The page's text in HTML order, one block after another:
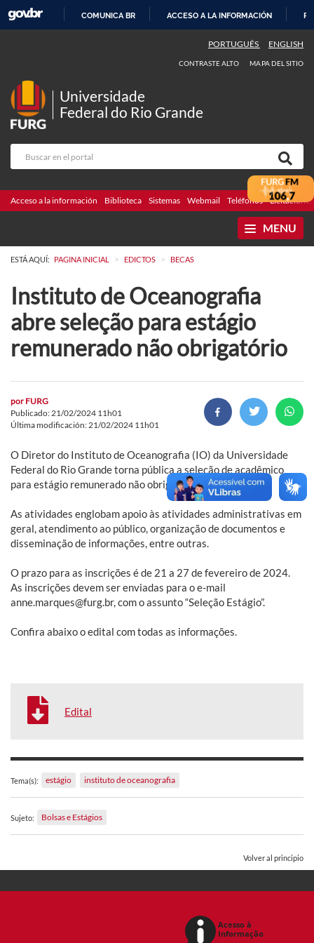
CONTENIDO
COMUNICA BR ACCESO A LA INFORMACIÓN
PORTUGUÊS ENGLISH
CONTRASTE ALTO MAPA DEL SITIO
Universidade
Federal do Rio Grande
Acceso a la información Biblioteca Sistemas Webmail Teléfonos Licitaciones
MENU
ESTÁ AQUÍ: PAGINA INICIAL > EDICTOS > BECAS
Instituto de Oceanografia
abre seleção para estágio
remunerado não obrigatório
por FURG
Publicado: 21/02/2024 11h01
Última modificación: 21/02/2024 11h01
O Diretor do Instituto de Oceanografia (IO) da Universidade
Federal do Rio Grande torna pública a seleção de acadêmico
para estágio remunerado não obrigatório.
As atividades englobam apoio às atividades administrativas em
geral, atendimento ao público, organização de documentos e
disseminação de informações, entre outras.
O prazo para as inscrições é de 21 a 27 de fevereiro de 2024.
As inscrições devem ser enviadas para o e-mail
anne.marques@furg.br, com o assunto “Seleção Estágio”.
Confira abaixo o edital com todas as informações.
Edital
Tema(s): estágio instituto de oceanografia
Sujeto: Bolsas e Estágios
Volver al principio